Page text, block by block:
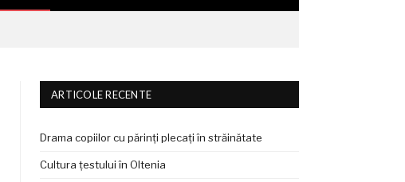
ARTICOLE RECENTE
Drama copiilor cu părinți plecați în străinătate
Cultura țestului în Oltenia